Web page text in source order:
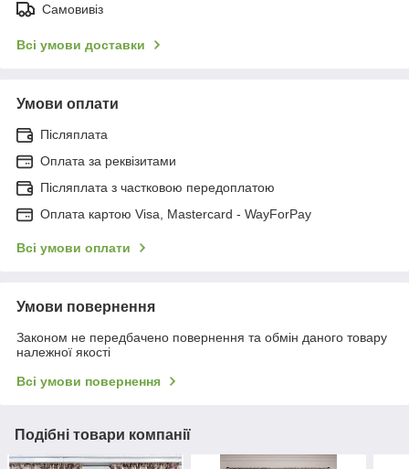
Самовивіз
Всі умови доставки
Умови оплати
Післяплата
Оплата за реквізитами
Післяплата з частковою передоплатою
Оплата картою Visa, Mastercard - WayForPay
Всі умови оплати
Умови повернення
Законом не передбачено повернення та обмін даного товару
належної якості
Всі умови повернення
Подібні товари компанії